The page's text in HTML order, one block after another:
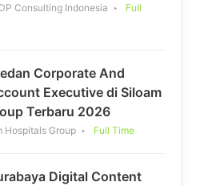
Consulting Indonesia
Full
Corporate And
Executive di Siloam
Terbaru 2026
Hospitals Group Full Time
Digital Content